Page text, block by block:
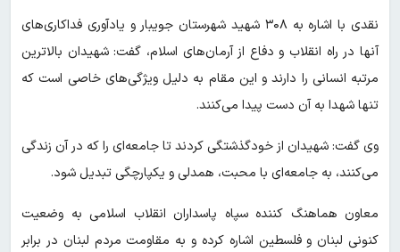
نقدی با اشاره به ۳۰۸ شهید شهرستان جویبار و یادآوری فداکاری‌های
آنها در راه انقلاب و دفاع از آرمان‌های اسلام، گفت: شهیدان بالاترین
مرتبه انسانی را دارند و این مقام به دلیل ویژگی‌های خاصی است که
تنها شهدا به آن دست پیدا می‌کنند.
وی گفت: شهیدان از خودگذشتگی کردند تا جامعه‌ای را که در آن زندگی
می‌کنند، به جامعه‌ای با محبت، همدلی و یکپارچگی تبدیل شود.
معاون هماهنگ کننده سپاه پاسداران انقلاب اسلامی به وضعیت
کنونی لبنان و فلسطین اشاره کرده و به مقاومت مردم لبنان در برابر